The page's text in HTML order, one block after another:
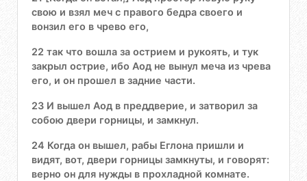
свою и взял меч с правого бедра своего и
вонзил его в чрево его,
22 так что вошла за острием и рукоять, и тук
закрыл острие, ибо Аод не вынул меча из чрева
его, и он прошел в задние части.
23 И вышел Аод в преддверие, и затворил за
собою двери горницы, и замкнул.
24 Когда он вышел, рабы Еглона пришли и
видят, вот, двери горницы замкнуты, и говорят:
верно он для нужды в прохладной комнате.